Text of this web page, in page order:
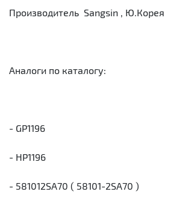
Производитель Sangsin , Ю.Корея
Аналоги по каталогу:
- GP1196
- HP1196
- 581012SA70 ( 58101-2SA70 )